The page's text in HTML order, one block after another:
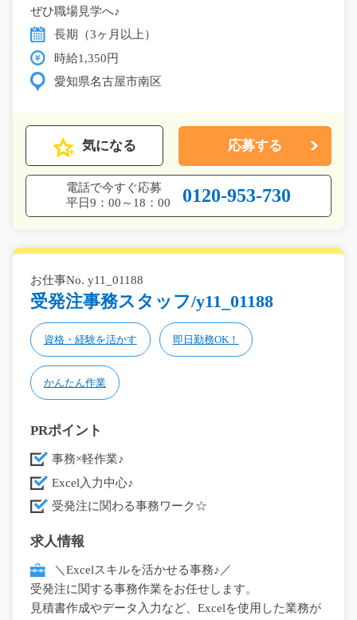
ぜひ職場見学へ♪
長期（3ヶ月以上）
時給1,350円
愛知県名古屋市南区
気になる 応募する
電話で今すぐ応募
平日9：00～18：00
0120-953-730
お仕事No. y11_01188
受発注事務スタッフ/y11_01188
資格・経験を活かす 即日勤務OK！
かんたん作業
PRポイント
事務×軽作業♪
Excel入力中心♪
受発注に関わる事務ワーク☆
求人情報
＼Excelスキルを活かせる事務♪／
受発注に関する事務作業をお任せします。
見積書作成やデータ入力など、Excelを使用した業務が